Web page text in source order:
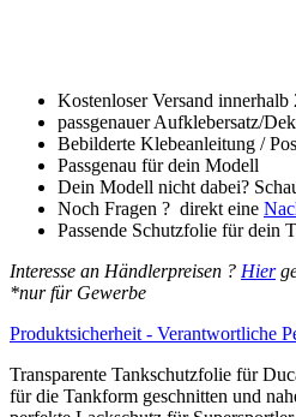
SP2
(2023-
2024)
Menge
Kostenloser Versand innerhalb
passgenauer Aufklebersatz/
Bebilderte Klebeanleitung /
Passgenau für dein Modell
Dein Modell nicht dabei?
Noch Fragen ? direkt eine
Passende Schutzfolie für dein
Interesse an Händlerpreisen ? Hier
*nur für Gewerbe
Produktsicherheit - Verantwortliche
Transparente Tankschutzfolie für
für die Tankform geschnitten und